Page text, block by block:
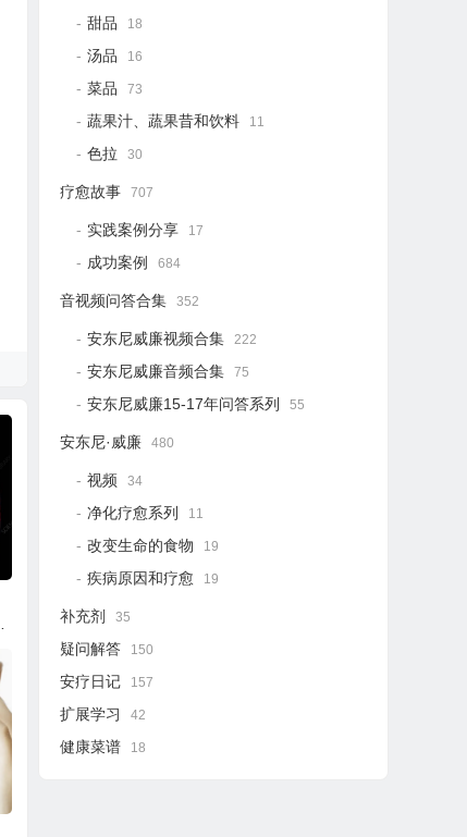
甜品 18
汤品 16
菜品 73
蔬果汁、蔬果昔和饮料 11
色拉 30
疗愈故事 707
实践案例分享 17
成功案例 684
音视频问答合集 352
安东尼威廉视频合集 222
安东尼威廉音频合集 75
安东尼威廉15-17年问答系列 55
安东尼·威廉 480
视频 34
净化疗愈系列 11
改变生命的食物 19
疾病原因和疗愈 19
补充剂 35
疑问解答 150
安疗日记 157
扩展学习 42
健康菜谱 18